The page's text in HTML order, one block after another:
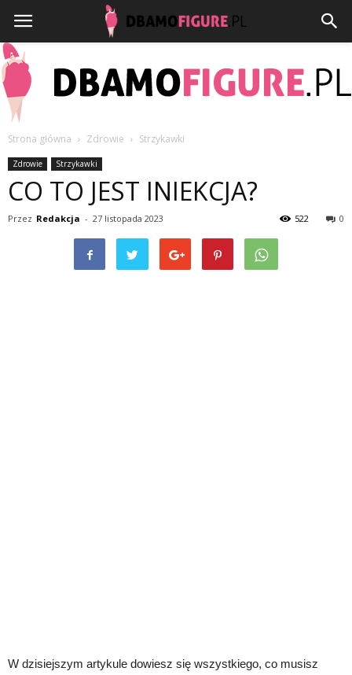
Strona główna Zdrowie Strzykawki
Zdrowie Strzykawki
CO TO JEST INIEKCJA?
Przez Redakcja - 27 listopada 2023 0
522
W dzisiejszym artykule dowiesz się wszystkiego, co musisz